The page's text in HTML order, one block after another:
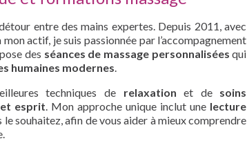
entre des mains expertes. Depuis 2011, avec
mon actif, je suis passionnée par l’accompagnement
des séances de massage personnalisées qui
humaines modernes.
techniques de relaxation et de soins
esprit. Mon approche unique inclut une lecture
le souhaitez, afin de vous aider à mieux comprendre